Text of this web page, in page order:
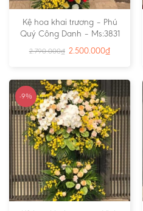
Kệ hoa khai trương – Phú
Quý Công Danh – Ms:3831
2.790.000₫ 2.500.000₫
-9%